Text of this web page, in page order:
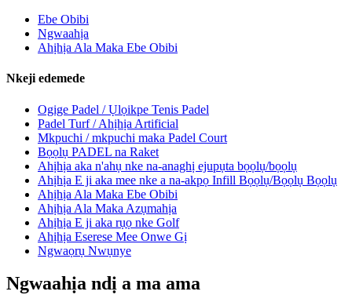
Ebe Obibi
Ngwaahịa
Ahịhịa Ala Maka Ebe Obibi
Nkeji edemede
Ogige Padel / Ụlọikpe Tenis Padel
Padel Turf / Ahịhịa Artificial
Mkpuchi / mkpuchi maka Padel Court
Bọọlụ PADEL na Raket
Ahịhịa aka n'ahụ nke na-anaghị ejupụta bọọlụ/bọọlụ
Ahịhịa E ji aka mee nke a na-akpọ Infill Bọọlụ/Bọọlụ Bọọlụ
Ahịhịa Ala Maka Ebe Obibi
Ahịhịa Ala Maka Azụmahịa
Ahịhịa E ji aka rụọ nke Golf
Ahịhịa Eserese Mee Onwe Gị
Ngwaọrụ Nwụnye
Ngwaahịa ndị a ma ama